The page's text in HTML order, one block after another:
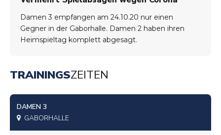
Damen 3 empfangen am 24.10.20 nur einen
Gegner in der Gaborhalle. Damen 2 haben ihren
Heimspieltag komplett abgesagt.
TRAININGSZEITEN
DAMEN 3
GABORHALLE